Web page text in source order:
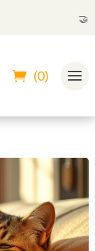
(0)